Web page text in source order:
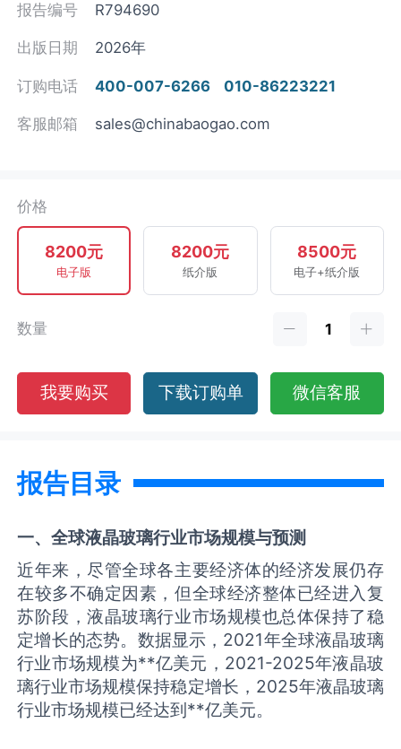
报告编号 R794690
出版日期 2026年
订购电话 400-007-6266 010-86223221
客服邮箱 sales@chinabaogao.com
价格
8200元
电子版
8200元
纸介版
8500元
电子+纸介版
数量
我要购买 下载订购单 微信客服
报告目录
一、全球液晶玻璃行业市场规模与预测
近年来，尽管全球各主要经济体的经济发展仍存
在较多不确定因素，但全球经济整体已经进入复
苏阶段，液晶玻璃行业市场规模也总体保持了稳
定增长的态势。数据显示，2021年全球液晶玻璃
行业市场规模为**亿美元，2021-2025年液晶玻
璃行业市场规模保持稳定增长，2025年液晶玻璃
行业市场规模已经达到**亿美元。